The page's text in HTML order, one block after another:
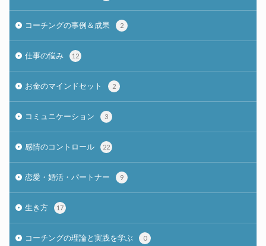
コーチングの事例＆成果 2
仕事の悩み 12
お金のマインドセット 2
コミュニケーション 3
感情のコントロール 22
恋愛・婚活・パートナー 9
生き方 17
コーチングの理論と実践を学ぶ 0